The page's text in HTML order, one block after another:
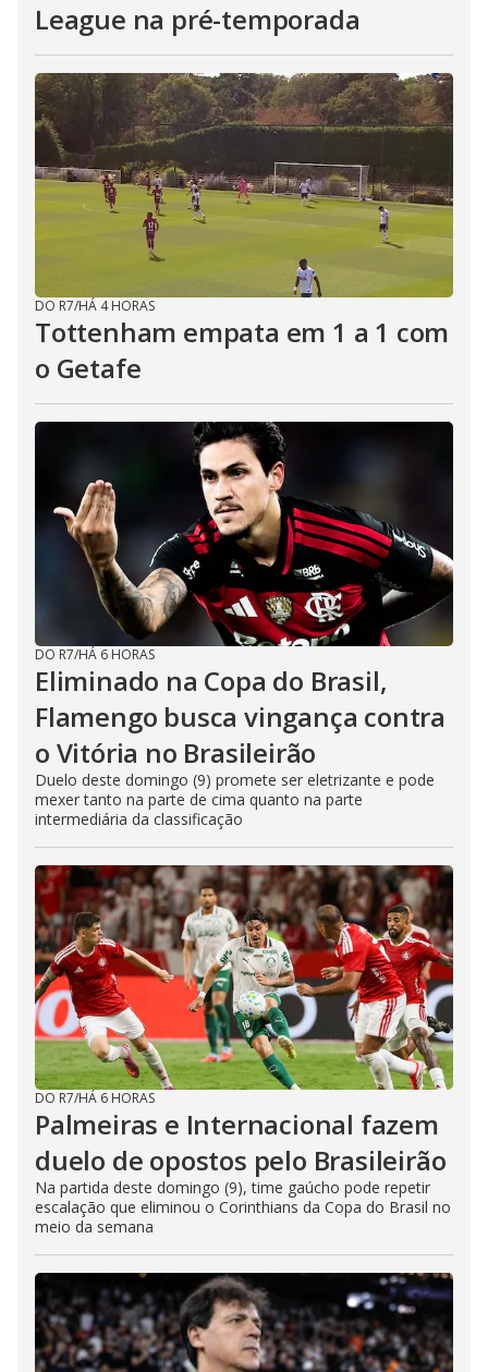
League na pré-temporada
DO R7/HÁ 4 HORAS
Tottenham empata em 1 a 1 com
o Getafe
DO R7/HÁ 6 HORAS
Eliminado na Copa do Brasil,
Flamengo busca vingança contra
o Vitória no Brasileirão
Duelo deste domingo (9) promete ser eletrizante e pode
mexer tanto na parte de cima quanto na parte
intermediária da classificação
DO R7/HÁ 6 HORAS
Palmeiras e Internacional fazem
duelo de opostos pelo Brasileirão
Na partida deste domingo (9), time gaúcho pode repetir
escalação que eliminou o Corinthians da Copa do Brasil no
meio da semana